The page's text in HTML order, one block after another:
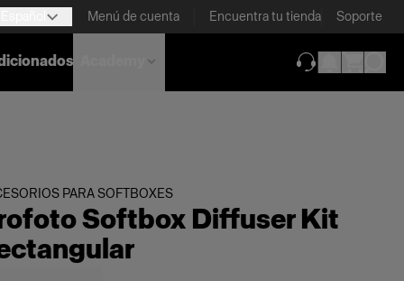
Menú de cuenta Encuentra tu tienda Soporte
PARA SOFTBOXES
Softbox Diffuser Kit